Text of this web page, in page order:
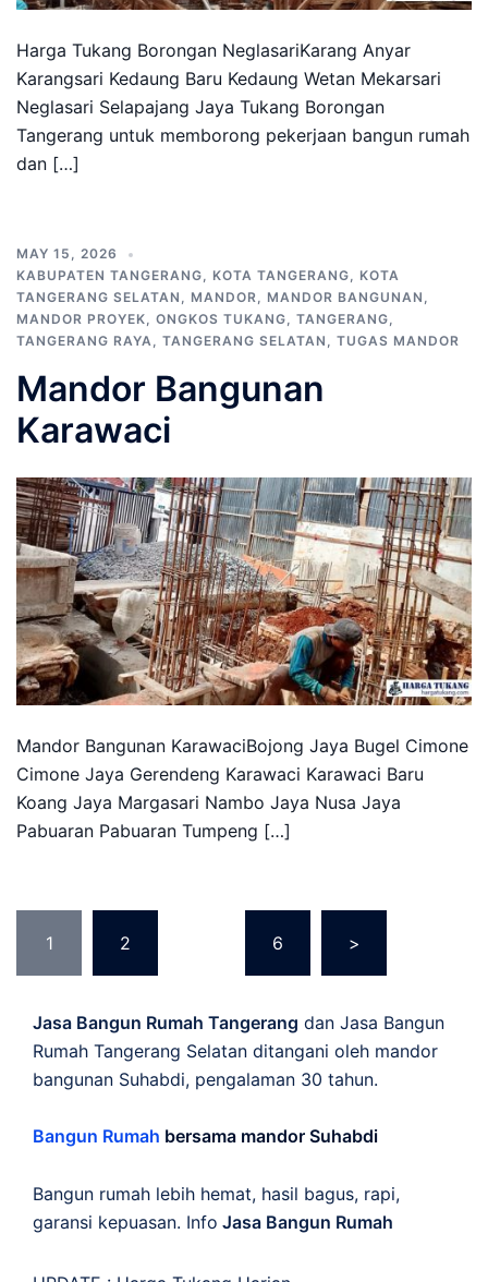
Harga Tukang Borongan NeglasariKarang Anyar
Karangsari Kedaung Baru Kedaung Wetan Mekarsari
Neglasari Selapajang Jaya Tukang Borongan
Tangerang untuk memborong pekerjaan bangun rumah
dan […]
MAY 15, 2026
KABUPATEN TANGERANG, KOTA TANGERANG, KOTA
TANGERANG SELATAN , MANDOR, MANDOR BANGUNAN ,
MANDOR PROYEK, ONGKOS TUKANG, TANGERANG,
TANGERANG RAYA, TANGERANG SELATAN , TUGAS MANDOR
Mandor Bangunan
Karawaci
Mandor Bangunan KarawaciBojong Jaya Bugel Cimone
Cimone Jaya Gerendeng Karawaci Karawaci Baru
Koang Jaya Margasari Nambo Jaya Nusa Jaya
Pabuaran Pabuaran Tumpeng […]
pagination
1 2 6 >
Jasa Bangun Rumah Tangerang dan Jasa Bangun
Rumah Tangerang Selatan ditangani oleh mandor
bangunan Suhabdi, pengalaman 30 tahun.
Bangun Rumah bersama mandor Suhabdi
Bangun rumah lebih hemat, hasil bagus, rapi,
garansi kepuasan. Info Jasa Bangun Rumah